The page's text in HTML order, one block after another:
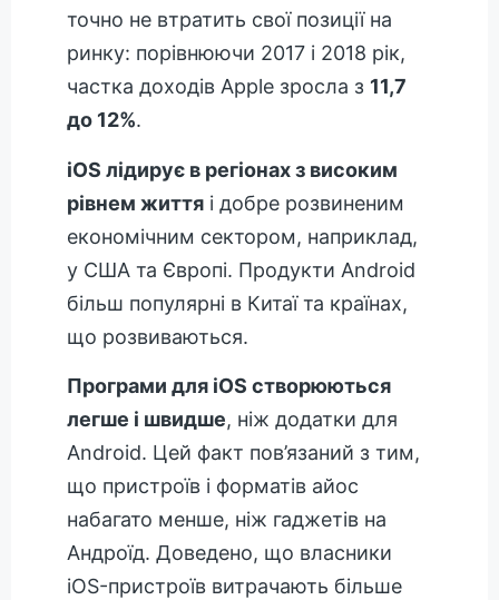
точно не втратить свої позиції на
ринку: порівнюючи 2017 і 2018 рік,
частка доходів Apple зросла з 11,7
до 12%.
iOS лідирує в регіонах з високим
рівнем життя і добре розвиненим
економічним сектором, наприклад,
у США та Європі. Продукти Android
більш популярні в Китаї та країнах,
що розвиваються.
Програми для iOS створюються
легше і швидше, ніж додатки для
Android. Цей факт пов’язаний з тим,
що пристроїв і форматів айос
набагато менше, ніж гаджетів на
Андроїд. Доведено, що власники
iOS-пристроїв витрачають більше